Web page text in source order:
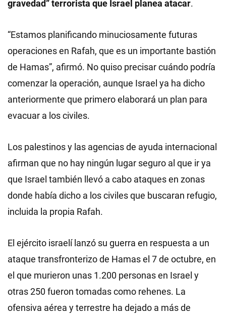
gravedad” terrorista que Israel planea atacar.
“Estamos planificando minuciosamente futuras
operaciones en Rafah, que es un importante bastión
de Hamas”, afirmó. No quiso precisar cuándo podría
comenzar la operación, aunque Israel ya ha dicho
anteriormente que primero elaborará un plan para
evacuar a los civiles.
Los palestinos y las agencias de ayuda internacional
afirman que no hay ningún lugar seguro al que ir ya
que Israel también llevó a cabo ataques en zonas
donde había dicho a los civiles que buscaran refugio,
incluida la propia Rafah.
El ejército israelí lanzó su guerra en respuesta a un
ataque transfronterizo de Hamas el 7 de octubre, en
el que murieron unas 1.200 personas en Israel y
otras 250 fueron tomadas como rehenes. La
ofensiva aérea y terrestre ha dejado a más de